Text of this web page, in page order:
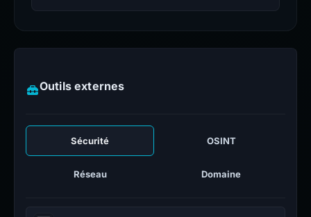
Outils externes
Sécurité OSINT
Réseau Domaine